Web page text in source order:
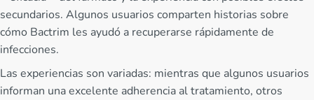
secundarios. Algunos usuarios comparten historias sobre
cómo Bactrim les ayudó a recuperarse rápidamente de
infecciones.
Las experiencias son variadas: mientras que algunos usuarios
informan una excelente adherencia al tratamiento, otros